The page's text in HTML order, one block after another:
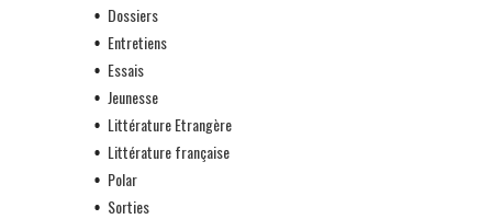
Dossiers
Entretiens
Essais
Jeunesse
Littérature Etrangère
Littérature française
Polar
Sorties